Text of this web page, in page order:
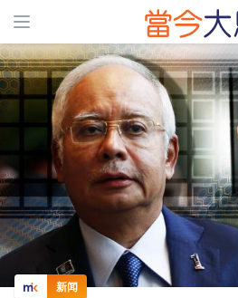
ADS
新闻